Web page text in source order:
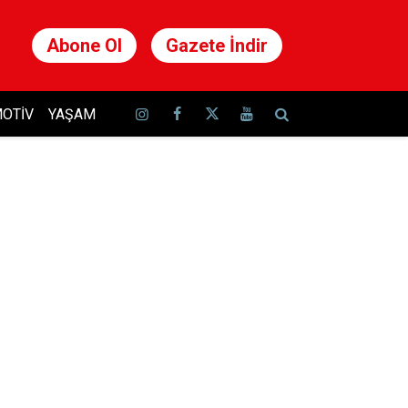
Abone Ol Gazete İndir
YAŞAM